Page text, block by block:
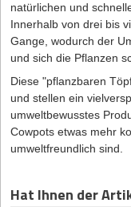
natürlichen und
Innerhalb von drei bis
Gange, wodurch der
und sich die Pflanzen
Diese "pflanzbaren
und stellen ein
umweltbewusstes
Cowpots etwas mehr
umweltfreundlich sind.
Hat Ihnen der